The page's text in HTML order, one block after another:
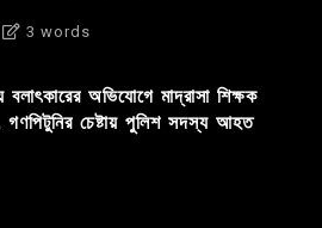
3 words
বলাৎকারের অভিযোগে মাদ্রাসা শিক্ষক
চেষ্টায় পুলিশ সদস্য আহত